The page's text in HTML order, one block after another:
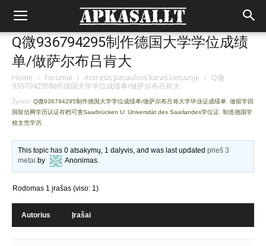
Q微936794295制作德国大学学位成绩
单/做萨尔布吕肯大
Home › Forumai › Antrasis pasaulinis karas Lietuvoje › Q微
936794295制作德国大学学位成绩单/做萨尔布吕肯大
Žymos: Q微936794295制作德国大学学位成绩单/做萨尔布吕肯大学毕业证成绩单 做留学回
国留信网学历认证存档可查Saarbrücken U: Universität des Saarlandes学位证 制造德国学
校文凭学历
This topic has 0 atsakymų, 1 dalyvis, and was last updatedprieš 3
metai by Anonimas.
Rodomas 1 įrašas (viso: 1)
Autorius Įrašai